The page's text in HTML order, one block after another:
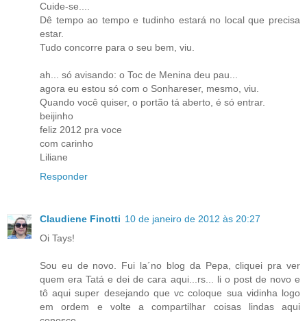
Cuide-se....
Dê tempo ao tempo e tudinho estará no local que precisa
estar.
Tudo concorre para o seu bem, viu.
ah... só avisando: o Toc de Menina deu pau...
agora eu estou só com o Sonhareser, mesmo, viu.
Quando você quiser, o portão tá aberto, é só entrar.
beijinho
feliz 2012 pra voce
com carinho
Liliane
Responder
Claudiene Finotti 10 de janeiro de 2012 às 20:27
Oi Tays!
Sou eu de novo. Fui la´no blog da Pepa, cliquei pra ver
quem era Tatá e dei de cara aqui...rs... li o post de novo e
tô aqui super desejando que vc coloque sua vidinha logo
em ordem e volte a compartilhar coisas lindas aqui